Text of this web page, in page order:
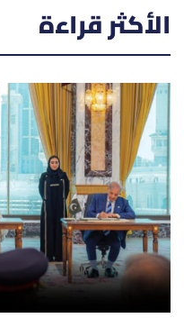
الأكثر قراءة